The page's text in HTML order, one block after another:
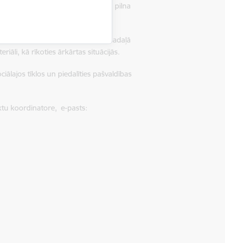
pieredzi Krievijas īstenotā pilna
mājaslapas
sadaļā
kā rīkoties ārkārtas situācijās.
tīklos un piedalīties pašvaldības
koordinatore, e-pasts: